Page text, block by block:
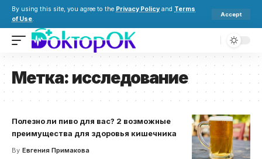
By using this site, you agree to the Privacy Policy and Terms
of Use.
Accept
Метка: исследование
Полезно ли пиво для вас? 2 возможные
преимущества для здоровья кишечника
By Евгения Примакова